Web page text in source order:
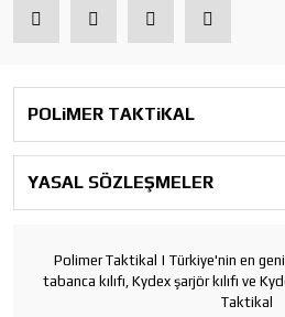
POLiMER TAKTiKAL
YASAL SÖZLEŞMELER
Polimer Taktikal | Türkiye'nin en
tabanca kılıfı, Kydex şarjör kılıfı ve
Taktikal